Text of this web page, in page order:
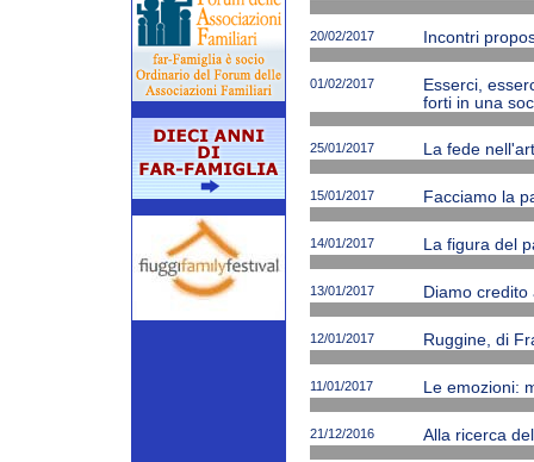
20/02/2017 Incontri
01/02/2017
Esserci,
forti in una
25/01/2017 La fede
15/01/2017 Facciamo la
14/01/2017 La figura del
13/01/2017 Diamo
12/01/2017 Ruggine, di
11/01/2017 Le emozioni:
21/12/2016 Alla ricerca